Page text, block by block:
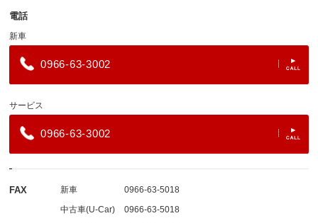
電話
新車
0966-63-3002
サービス
0966-63-3002
FAX 新車
0966-63-5018
中古車(U-Car)
0966-63-5018